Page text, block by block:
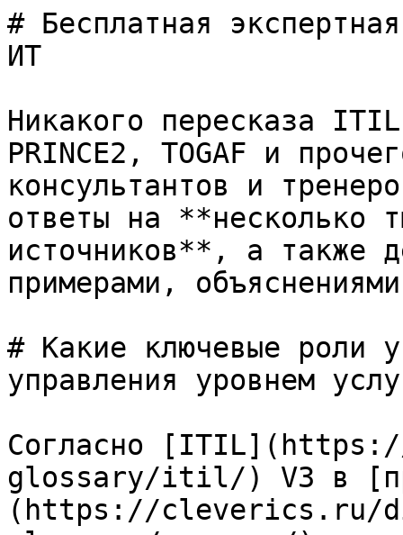
# Бесплатная
ИТ
Никакого пересказа
PRINCE2, TOGAF и
консультантов и
ответы на **несколько
источников**, а также
примерами,
# Какие ключевые роли
управления уровнем
Согласно
glossary/itil/) V3 в
(https://cleverics.ru/